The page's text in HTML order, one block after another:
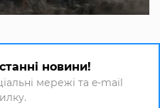
новини!
мережі та e-mail